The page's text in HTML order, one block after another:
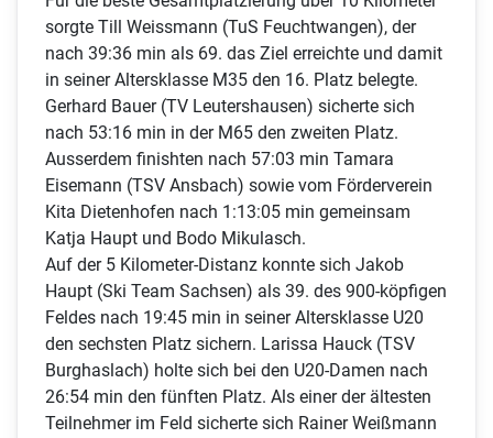
sorgte Till Weissmann (TuS Feuchtwangen), der
nach 39:36 min als 69. das Ziel erreichte und damit
in seiner Altersklasse M35 den 16. Platz belegte.
Gerhard Bauer (TV Leutershausen) sicherte sich
nach 53:16 min in der M65 den zweiten Platz.
Ausserdem finishten nach 57:03 min Tamara
Eisemann (TSV Ansbach) sowie vom Förderverein
Kita Dietenhofen nach 1:13:05 min gemeinsam
Katja Haupt und Bodo Mikulasch.
Auf der 5 Kilometer-Distanz konnte sich Jakob
Haupt (Ski Team Sachsen) als 39. des 900-köpfigen
Feldes nach 19:45 min in seiner Altersklasse U20
den sechsten Platz sichern. Larissa Hauck (TSV
Burghaslach) holte sich bei den U20-Damen nach
26:54 min den fünften Platz. Als einer der ältesten
Teilnehmer im Feld sicherte sich Rainer Weißmann